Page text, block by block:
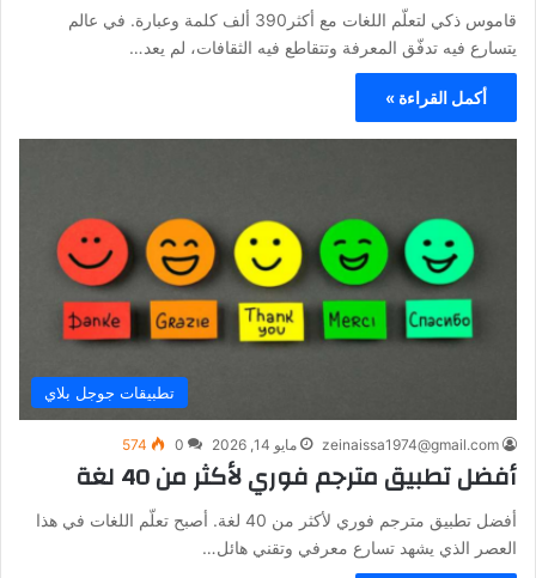
قاموس ذكي لتعلّم اللغات مع أكثر390 ألف كلمة وعبارة. في عالم
يتسارع فيه تدفّق المعرفة وتتقاطع فيه الثقافات، لم يعد…
أكمل القراءة »
تطبيقات جوجل بلاي
zeinaissa1974@gmail.com مايو 14, 2026 0
574
أفضل تطبيق مترجم فوري لأكثر من 40 لغة
أفضل تطبيق مترجم فوري لأكثر من 40 لغة. أصبح تعلّم اللغات في هذا
العصر الذي يشهد تسارع معرفي وتقني هائل…